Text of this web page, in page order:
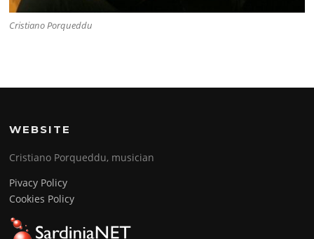
Cristiano Porqueddu
WEBSITE
Cristiano Porqueddu, musician
Pivacy Policy
Cookies Policy